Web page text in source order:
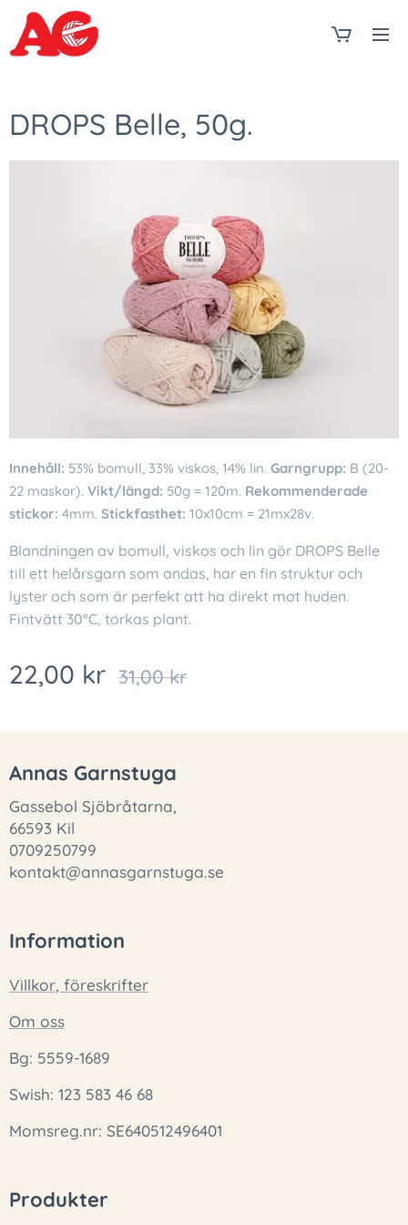
DROPS Belle, 50g.
Innehåll: 53% bomull, 33% viskos, 14% lin. Garngrupp: B (20-
22 maskor). Vikt/längd: 50g = 120m. Rekommenderade
stickor: 4mm. Stickfasthet: 10x10cm = 21mx28v.
Blandningen av bomull, viskos och lin gör DROPS Belle
till ett helårsgarn som andas, har en fin struktur och
lyster och som är perfekt att ha direkt mot huden.
Fintvätt 30°C, torkas plant.
22,00 kr 31,00kr
Annas Garnstuga
Gassebol Sjöbråtarna,
66593 Kil
0709250799
kontakt@annasgarnstuga.se
Information
Villkor, föreskrifter
Om oss
Bg: 5559-1689
Swish: 123 583 46 68
Momsreg.nr: SE640512496401
Produkter